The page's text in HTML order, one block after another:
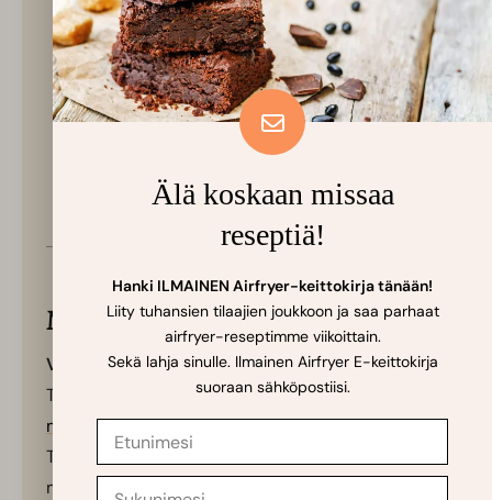
Muistiinpanomme reseptistä
Vinkkejä täydelliseen lopputulokseen:
Taputtele lohi aina kuivaksi ennen voitelua — näin
maustetarttuu paremmin eikä lohi höyryynny.
Tarkista se jo 8 minuutin kuluttua, sillä paksuus
määrää tarkan ajan; lohi on valmista, kun se
Älä koskaan missaa
reseptiä!
Hanki ILMAINEN Airfryer-keittokirja tänään!
Liity tuhansien tilaajien joukkoon ja saa parhaat
airfryer-reseptimme viikoittain.
Sekä lahja sinulle. Ilmainen Airfryer E-keittokirja
suoraan sähköpostiisi.